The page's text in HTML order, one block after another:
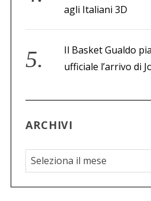
agli Italiani 3D
Il Basket Gualdo
ufficiale l’arrivo di
ARCHIVI
A
r
c